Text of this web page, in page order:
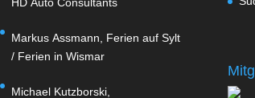
Markus Assmann, Ferien auf Sylt
/ Ferien in Wismar
Michael Kutzborski,